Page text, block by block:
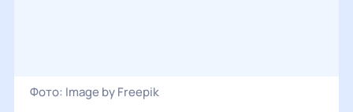
Фото: Image by Freepik